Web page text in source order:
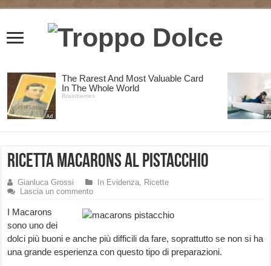
Ricetta Macarons al Pistacchio
Gianluca Grossi In Evidenza, Ricette
Lascia un commento
I Macarons
sono uno dei
dolci più buoni e anche più difficili da fare, soprattutto se non si ha
una grande esperienza con questo tipo di preparazioni.